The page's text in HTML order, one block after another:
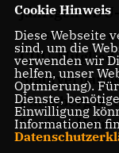
jährigen
wusste, war
CDU-Mitglied
Palenberg
Kreises
Cookie Hinweis
Diese Webseite
sind, um die
verwenden wir
helfen, unser
Optmierung).
Dienste,
Einwilligung
Informationen